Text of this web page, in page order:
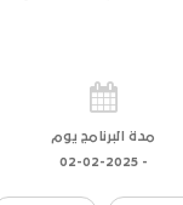
مدة البرنامج يوم
-
02-02-2025